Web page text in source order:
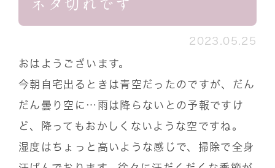
ネタ切れです
2023.05.25
おはようございます。
今朝自宅出るときは青空だったのですが、だん
だん曇り空に…雨は降らないとの予報ですけ
ど、降ってもおかしくないような空ですね。
湿度はちょっと高いような感じで、掃除で全身